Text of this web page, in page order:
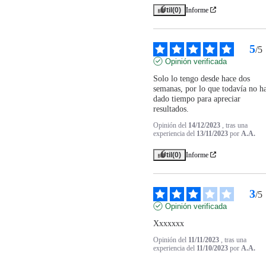
Útil(0) Informe
5/5
Opinión verificada
Solo lo tengo desde hace dos
semanas, por lo que todavía no
dado tiempo para apreciar
resultados.
Opinión del 14/12/2023
, tras una
experiencia del 13/11/2023 por A.A.
Útil(0) Informe
3/5
Opinión verificada
Xxxxxxx
Opinión del 11/11/2023
, tras una
experiencia del 11/10/2023 por A.A.